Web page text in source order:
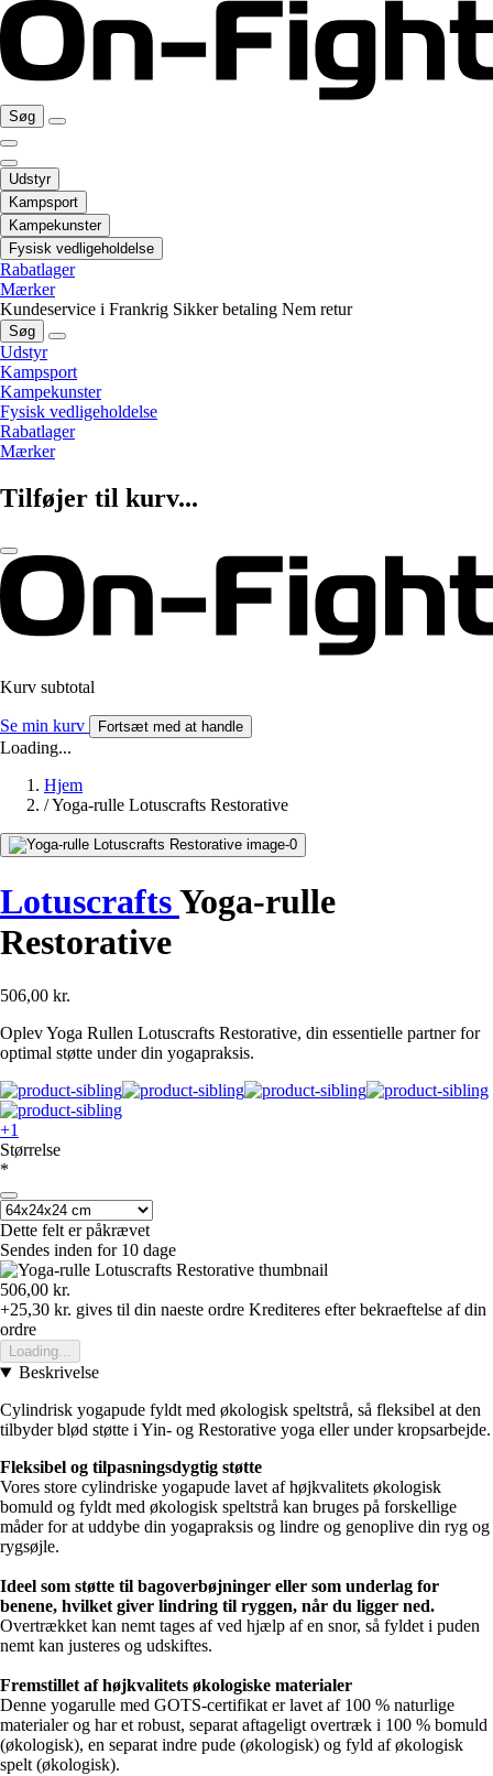
Søg
Udstyr
Kampsport
Kampekunster
Fysisk vedligeholdelse
Rabatlager
Mærker
Kundeservice i Frankrig Sikker betaling Nem retur
Søg
Udstyr
Kampsport
Kampekunster
Fysisk vedligeholdelse
Rabatlager
Mærker
Tilføjer til kurv...
Kurv subtotal
Se min kurv Fortsæt med at handle
Loading...
Hjem
/Yoga-rulle Lotuscrafts Restorative
LotuscraftsYoga-rulle
Restorative
506,00 kr.
Oplev Yoga Rullen Lotuscrafts Restorative, din essentielle partner for
optimal støtte under din yogapraksis.
+1
Størrelse
*
Dette felt er påkrævet
Sendes inden for 10 dage
506,00 kr.
+25,30 kr. gives til din naeste ordre Krediteres efter bekraeftelse af din
ordre
Loading...
Beskrivelse
Cylindrisk yogapude fyldt med økologisk speltstrå, så fleksibel at den
tilbyder blød støtte i Yin- og Restorative yoga eller under kropsarbejde.
Fleksibel og tilpasningsdygtig støtte
Vores store cylindriske yogapude lavet af højkvalitets økologisk
bomuld og fyldt med økologisk speltstrå kan bruges på forskellige
måder for at uddybe din yogapraksis og lindre og genoplive din ryg og
rygsøjle.
Ideel som støtte til bagoverbøjninger eller som underlag for
benene, hvilket giver lindring til ryggen, når du ligger ned.
Overtrækket kan nemt tages af ved hjælp af en snor, så fyldet i puden
nemt kan justeres og udskiftes.
Fremstillet af højkvalitets økologiske materialer
Denne yogarulle med GOTS-certifikat er lavet af 100 % naturlige
materialer og har et robust, separat aftageligt overtræk i 100 % bomuld
(økologisk), en separat indre pude (økologisk) og fyld af økologisk
spelt (økologisk).